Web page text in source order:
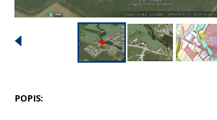
POPIS: